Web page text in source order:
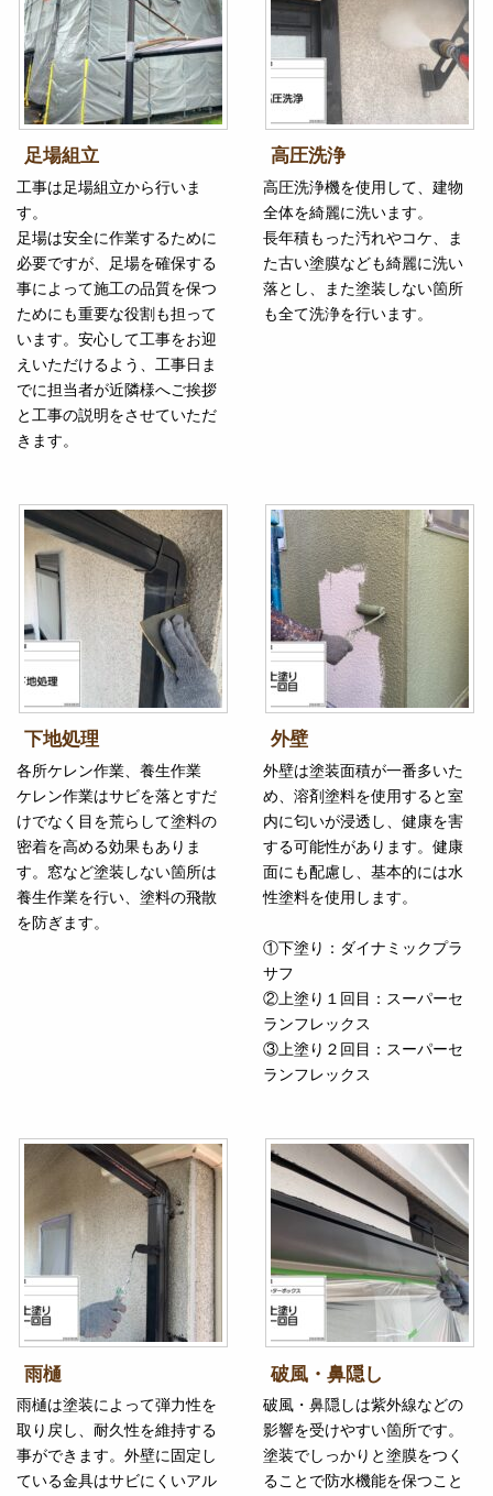
足場組立
工事は足場組立から行いま
す。
足場は安全に作業するために
必要ですが、足場を確保する
事によって施工の品質を保つ
ためにも重要な役割も担って
います。安心して工事をお迎
えいただけるよう、工事日ま
でに担当者が近隣様へご挨拶
と工事の説明をさせていただ
きます。
高圧洗浄
高圧洗浄機を使用して、建物
全体を綺麗に洗います。
長年積もった汚れやコケ、ま
た古い塗膜なども綺麗に洗い
落とし、また塗装しない箇所
も全て洗浄を行います。
下地処理
各所ケレン作業、養生作業
ケレン作業はサビを落とすだ
けでなく目を荒らして塗料の
密着を高める効果もありま
す。窓など塗装しない箇所は
養生作業を行い、塗料の飛散
を防ぎます。
外壁
外壁は塗装面積が一番多いた
め、溶剤塗料を使用すると室
内に匂いが浸透し、健康を害
する可能性があります。健康
面にも配慮し、基本的には水
性塗料を使用します。
①下塗り：ダイナミックプラ
サフ
②上塗り１回目：スーパーセ
ランフレックス
③上塗り２回目：スーパーセ
ランフレックス
雨樋
雨樋は塗装によって弾力性を
取り戻し、耐久性を維持する
事ができます。外壁に固定し
ている金具はサビにくいアル
破風・鼻隠し
破風・鼻隠しは紫外線などの
影響を受けやすい箇所です。
塗装でしっかりと塗膜をつく
ることで防水機能を保つこと